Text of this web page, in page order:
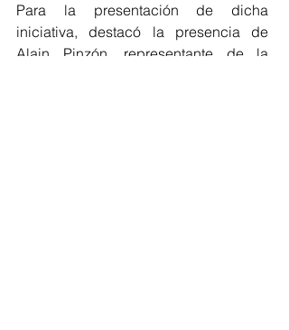
Para la presentación de dicha
iniciativa, destacó la presencia de
Alain Pinzón, representante de la